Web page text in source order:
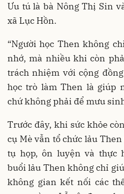
Ưu tú là bà Nông Thị Sin
xã Lục Hồn.
“Người học Then không
nhớ, mà nhiều khi còn
trách nhiệm với cộng
học trò làm Then là giúp
chứ không phải để mưu
Trước đây, khi sức khỏe
cụ Mè vẫn tổ chức lảu
tụ họp, ôn luyện và thực
buổi lảu Then không chỉ
không gian kết nối các